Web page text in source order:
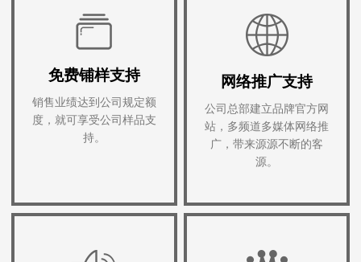
免费铺样支持
销售业绩达到公司规定额
度，就可享受公司样品支
持。
网络推广支持
公司总部建立品牌官方网
站，多频道多媒体网络推
广，带来源源不断的客
源。